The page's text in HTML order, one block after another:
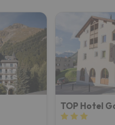
nenhum resultado que
Seeker perdeu o seu
TOP Hotel